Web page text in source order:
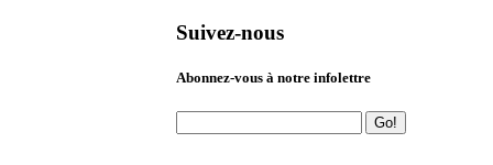
Suivez-nous
Abonnez-vous à notre infolettre